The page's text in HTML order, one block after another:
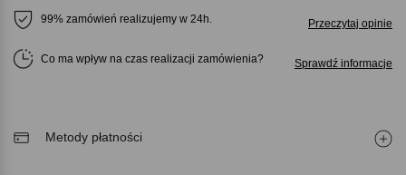
99% zamówień realizujemy w 24h. Przeczytaj opinie
Co ma wpływ na czas realizacji zamówienia Sprawdź informacje
Metody płatności